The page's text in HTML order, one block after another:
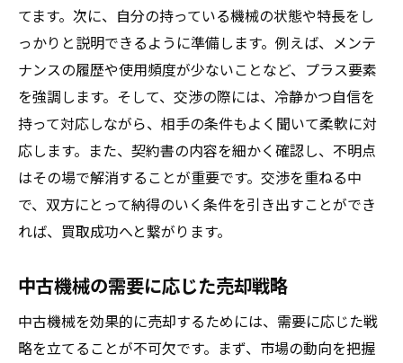
中古機械買取の成功事例から学ぶ戦略法
成功者の体験談に学ぶ
高価買取に至った理由を分析
失敗例から学ぶべき教訓
賢い売主が行った準備
リアルな取引プロセスの紹介
成功の鍵となる交渉術
中古機械の価値を最大化するための実践的ステ
価値を高めるための具体策
付加価値をつけるためのアイデア
効果的な宣伝方法とその影響
てます。次に、自分の持っている機械の状態や特長をし
っかりと説明できるように準備します。例えば、メンテ
ナンスの履歴や使用頻度が少ないことなど、プラス要素
を強調します。そして、交渉の際には、冷静かつ自信を
持って対応しながら、相手の条件もよく聞いて柔軟に対
応します。また、契約書の内容を細かく確認し、不明点
はその場で解消することが重要です。交渉を重ねる中
で、双方にとって納得のいく条件を引き出すことができ
れば、買取成功へと繋がります。
中古機械の需要に応じた売却戦略
中古機械を効果的に売却するためには、需要に応じた戦
略を立てることが不可欠です。まず、市場の動向を把握